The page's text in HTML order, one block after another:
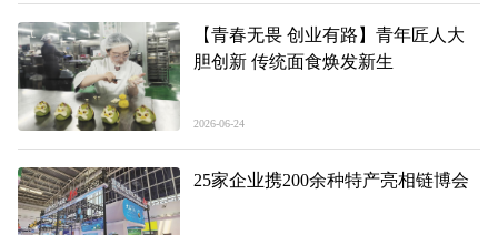
【青春无畏 创业有路】青年匠人大
胆创新 传统面食焕发新生
2026-06-24
25家企业携200余种特产亮相链博会